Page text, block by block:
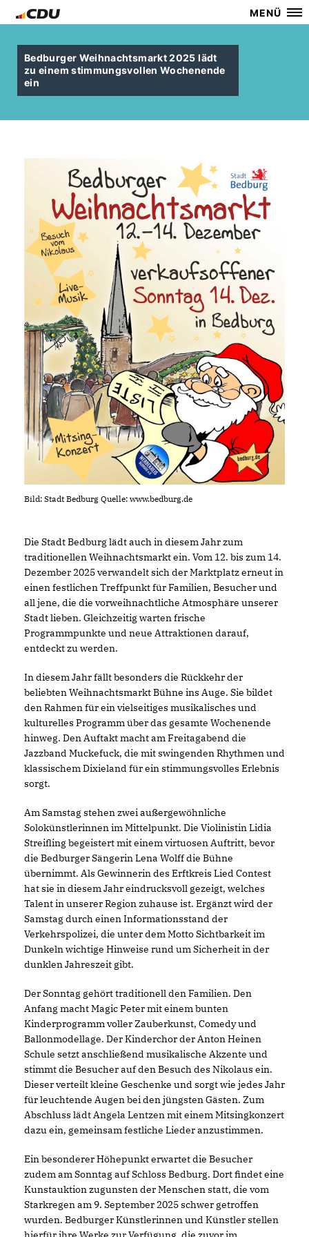
MENÜ
Bedburger Weihnachtsmarkt 2025 lädt
zu einem stimmungsvollen Wochenende
ein
Bild: Stadt Bedburg Quelle: www.bedburg.de
Die Stadt Bedburg lädt auch in diesem Jahr zum
traditionellen Weihnachtsmarkt ein. Vom 12. bis zum 14.
Dezember 2025 verwandelt sich der Marktplatz erneut in
einen festlichen Treffpunkt für Familien, Besucher und
all jene, die die vorweihnachtliche Atmosphäre unserer
Stadt lieben. Gleichzeitig warten frische
Programmpunkte und neue Attraktionen darauf,
entdeckt zu werden.
In diesem Jahr fällt besonders die Rückkehr der
beliebten Weihnachtsmarkt Bühne ins Auge. Sie bildet
den Rahmen für ein vielseitiges musikalisches und
kulturelles Programm über das gesamte Wochenende
hinweg. Den Auftakt macht am Freitagabend die
Jazzband Muckefuck, die mit swingenden Rhythmen und
klassischem Dixieland für ein stimmungsvolles Erlebnis
sorgt.
Am Samstag stehen zwei außergewöhnliche
Solokünstlerinnen im Mittelpunkt. Die Violinistin Lidia
Streifling begeistert mit einem virtuosen Auftritt, bevor
die Bedburger Sängerin Lena Wolff die Bühne
übernimmt. Als Gewinnerin des Erftkreis Lied Contest
hat sie in diesem Jahr eindrucksvoll gezeigt, welches
Talent in unserer Region zuhause ist. Ergänzt wird der
Samstag durch einen Informationsstand der
Verkehrspolizei, die unter dem Motto Sichtbarkeit im
Dunkeln wichtige Hinweise rund um Sicherheit in der
dunklen Jahreszeit gibt.
Der Sonntag gehört traditionell den Familien. Den
Anfang macht Magic Peter mit einem bunten
Kinderprogramm voller Zauberkunst, Comedy und
Ballonmodellage. Der Kinderchor der Anton Heinen
Schule setzt anschließend musikalische Akzente und
stimmt die Besucher auf den Besuch des Nikolaus ein.
Dieser verteilt kleine Geschenke und sorgt wie jedes Jahr
für leuchtende Augen bei den jüngsten Gästen. Zum
Abschluss lädt Angela Lentzen mit einem Mitsingkonzert
dazu ein, gemeinsam festliche Lieder anzustimmen.
Ein besonderer Höhepunkt erwartet die Besucher
zudem am Sonntag auf Schloss Bedburg. Dort findet eine
Kunstauktion zugunsten der Menschen statt, die vom
Starkregen am 9. September 2025 schwer getroffen
wurden. Bedburger Künstlerinnen und Künstler stellen